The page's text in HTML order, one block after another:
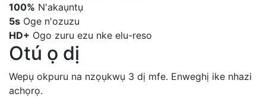
100% N'akaụntụ
5s Oge n'ozuzu
HD+ Ogo zuru ezu nke elu-reso
Otú ọ dị
Wepụ okpuru na nzọụkwụ 3 dị mfe. Enweghị ike nhazi
achọrọ.